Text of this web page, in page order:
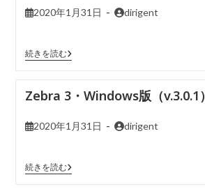
2020年1月31日 dirigent
続きを読む
Zebra 3・Windows版（v.3.0.1）
2020年1月31日 dirigent
続きを読む